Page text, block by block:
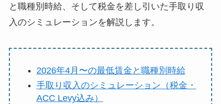
と職種別時給、そして税金を差し引いた手取り収
入のシミュレーションを解説します。
2026年4月〜の最低賃金と職種別時給
手取り収入のシミュレーション（税金・
ACC Levy込み）